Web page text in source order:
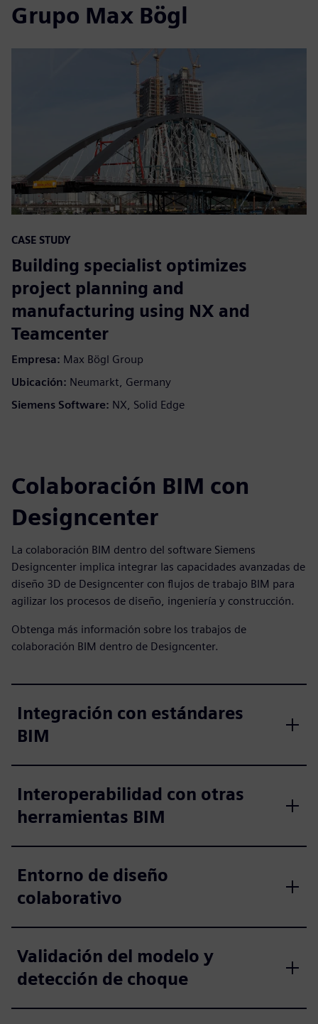
Grupo Max Bögl
CASE STUDY
Building specialist optimizes
project planning and
manufacturing using NX and
Teamcenter
Empresa: Max Bögl Group
Ubicación: Neumarkt, Germany
Siemens Software: NX, Solid Edge
Colaboración BIM con
Designcenter
La colaboración BIM dentro del software Siemens
Designcenter implica integrar las capacidades avanzadas de
diseño 3D de Designcenter con flujos de trabajo BIM para
agilizar los procesos de diseño, ingeniería y construcción.
Obtenga más información sobre los trabajos de
colaboración BIM dentro de Designcenter.
Integración con estándares
BIM
Interoperabilidad con otras
herramientas BIM
Entorno de diseño
colaborativo
Validación del modelo y
detección de choque